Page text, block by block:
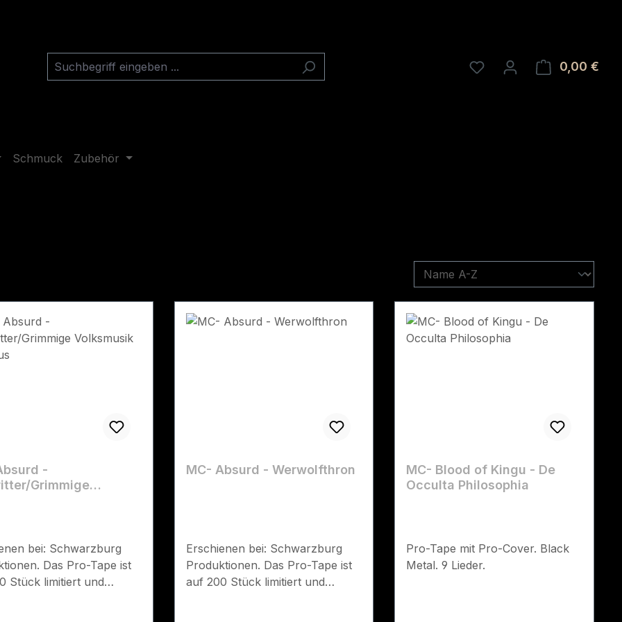
0,00 €
Schmuck Zubehör
-
Grimmige
bei: Schwarzburg
Das Pro-Tape ist
Stück limitiert und
MC- Absurd - Werwolfthron
Erschienen bei: Schwarzburg
Produktionen. Das Pro-Tape ist
auf 200 Stück limitiert und
MC- Blood of Kingu - De
Occulta Philosophia
Pro-Tape mit Pro-Cover. Black
Metal. 9 Lieder.